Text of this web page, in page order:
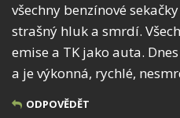
všechny benzínové
strašný hluk a smrdí.
emise a TK jako auta.
a je výkonná, rychlé,
ODPOVĚDĚT